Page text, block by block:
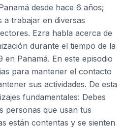
desde hace 6 años;
a trabajar en diversas
Ezra habla acerca de
durante el tiempo de la
en Panamá. En este episodio
para mantener el contacto
sus actividades. De esta
fundamentales: Debes
personas que usan tus
están contentas y se sienten